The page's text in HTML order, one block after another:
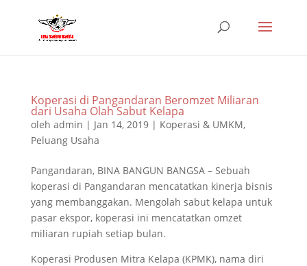
Koperasi di Pangandaran Beromzet Miliaran
dari Usaha Olah Sabut Kelapa
oleh admin | Jan 14, 2019| Koperasi & UMKM,
Peluang Usaha
Pangandaran, BINA BANGUN BANGSA – Sebuah
koperasi di Pangandaran mencatatkan kinerja bisnis
yang membanggakan. Mengolah sabut kelapa untuk
pasar ekspor, koperasi ini mencatatkan omzet
miliaran rupiah setiap bulan.
Koperasi Produsen Mitra Kelapa (KPMK), nama diri